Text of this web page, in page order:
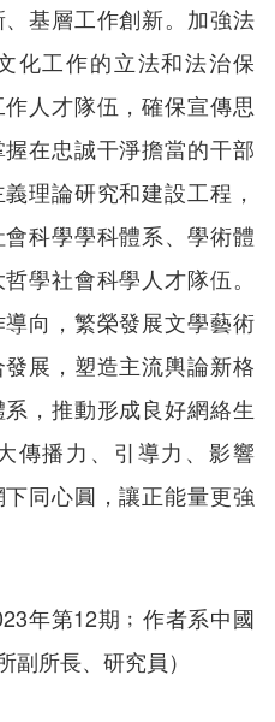
基層工作創新。加強法
化工作的立法和法治保
人才隊伍，確保宣傳思
在忠誠干淨擔當的干部
理論研究和建設工程，
科學學科體系、學術體
學社會科學人才隊伍。
向，繁榮發展文學藝術
展，塑造主流輿論新格
，推動形成良好網絡生
傳播力、引導力、影響
同心圓，讓正能量更強
年第12期﹔作者系中國
所長、研究員）